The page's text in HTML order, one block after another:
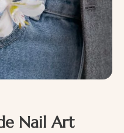
Nail Art